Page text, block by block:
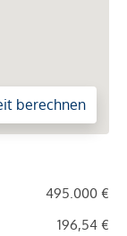
berechnen
495.000 €
196,54 €